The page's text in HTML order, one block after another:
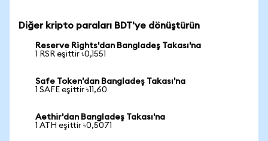
Diğer kripto paraları BDT'ye dönüştürün
Reserve Rights'dan Bangladeş Takası'na
1 RSR eşittir ৳0,1551
Safe Token'dan Bangladeş Takası'na
1 SAFE eşittir ৳11,60
Aethir'dan Bangladeş Takası'na
1 ATH eşittir ৳0,5071